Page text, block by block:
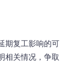
期复工影响的可
相关情况，争取